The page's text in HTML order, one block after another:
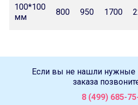
100*100
мм
800 950 1700
Если вы не нашли нужные
заказа
8 (499) 685-